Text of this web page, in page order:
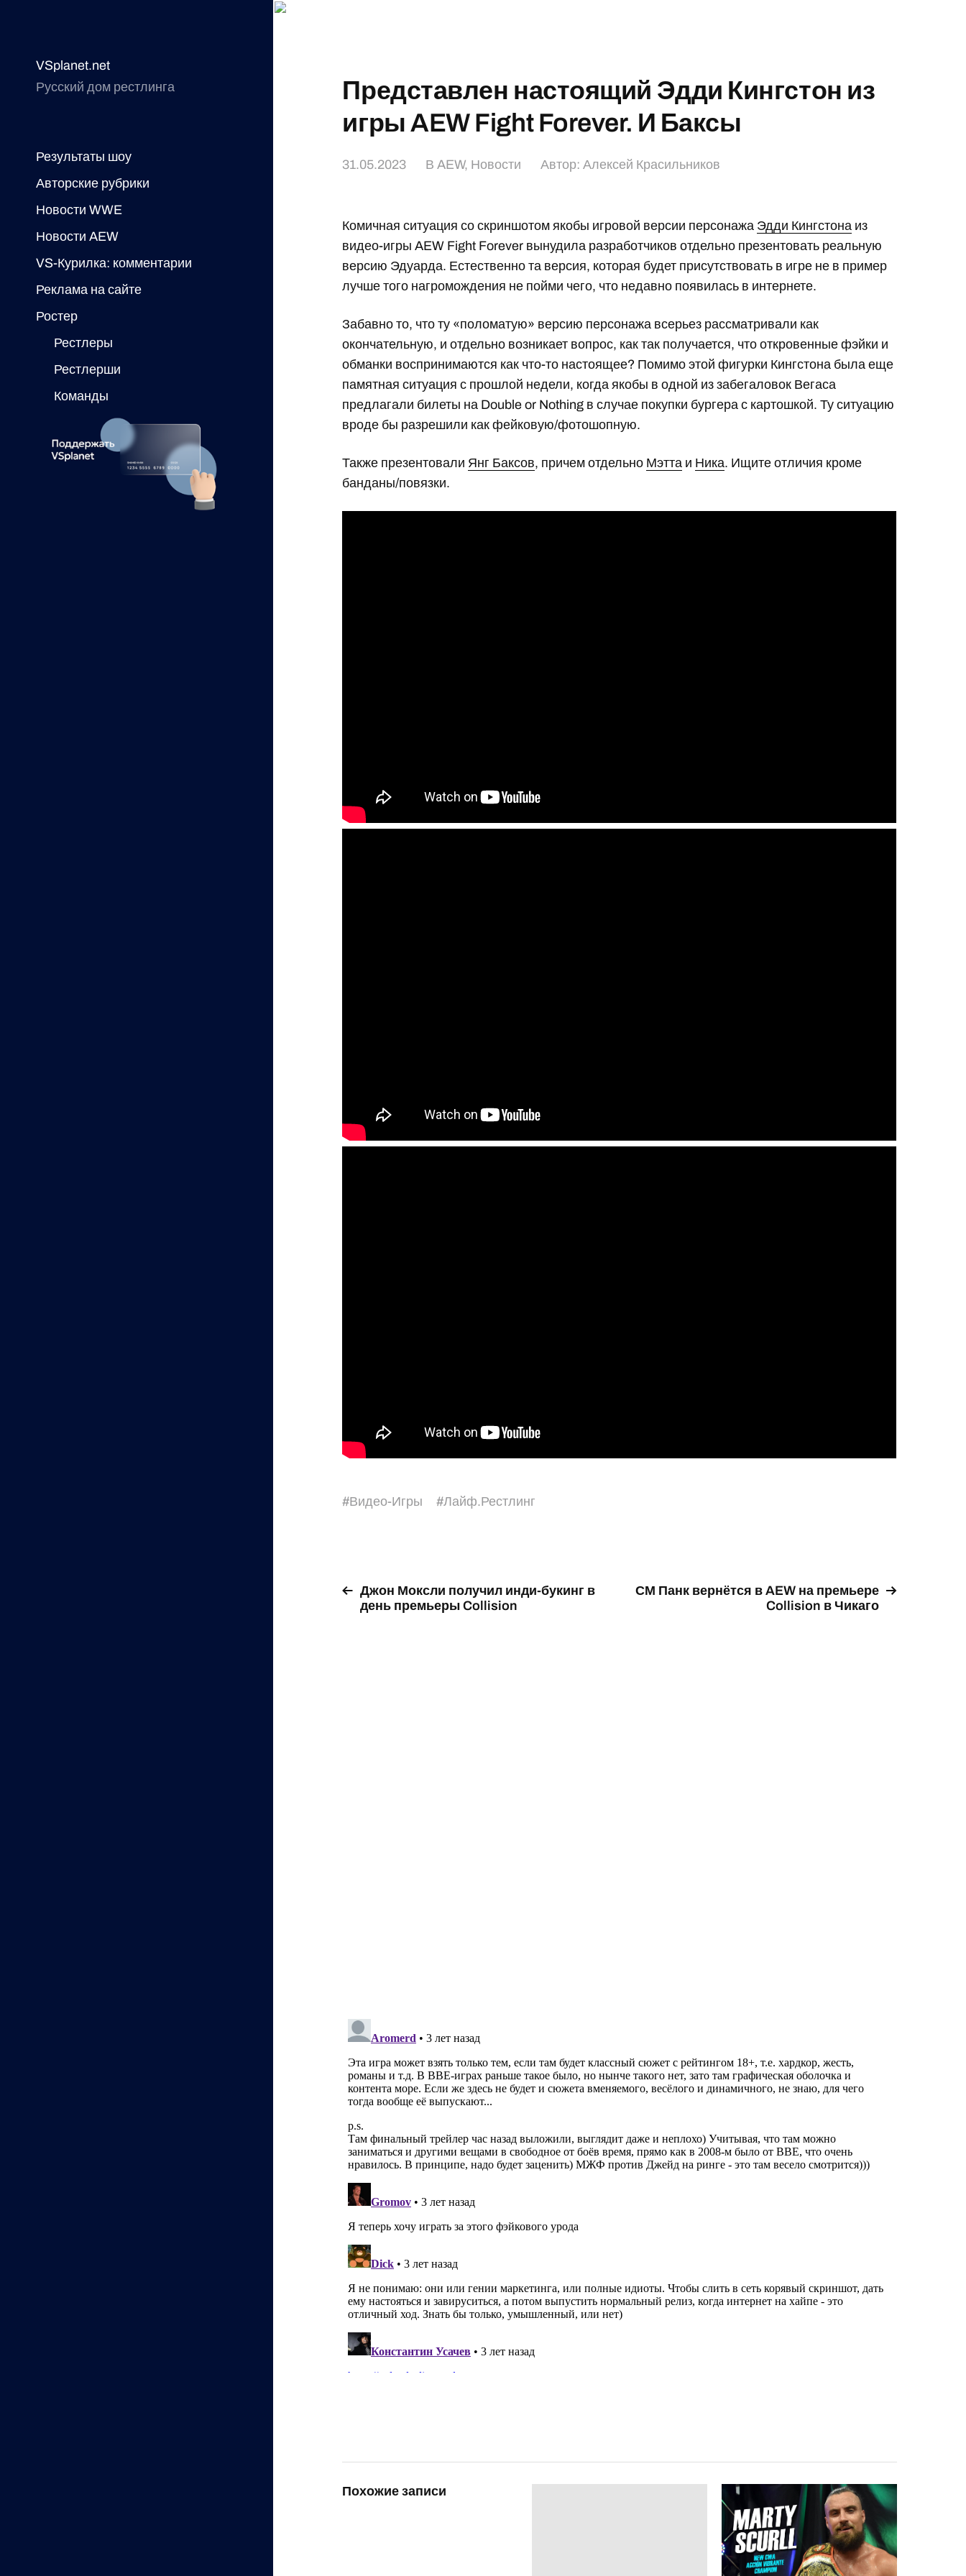
VSplanet.net
Русский дом рестлинга
Результаты шоу
Авторские рубрики
Новости WWE
Новости AEW
VS-Курилка: комментарии
Реклама на сайте
Ростер
Рестлеры
Рестлерши
Команды
Представлен настоящий Эдди Кингстон из
игры AEW Fight Forever. И Баксы
31.05.2023 ВAEW, Новости Автор:Алексей Красильников
Комичная ситуация со скриншотом якобы игровой версии персонажа Эдди Кингстона из
видео-игры AEW Fight Forever вынудила разработчиков отдельно презентовать реальную
версию Эдуарда. Естественно та версия, которая будет присутствовать в игре не в пример
лучше того нагромождения не пойми чего, что недавно появилась в интернете.
Забавно то, что ту «поломатую» версию персонажа всерьез рассматривали как
окончательную, и отдельно возникает вопрос, как так получается, что откровенные фэйки и
обманки воспринимаются как что-то настоящее? Помимо этой фигурки Кингстона была еще
памятная ситуация с прошлой недели, когда якобы в одной из забегаловок Вегаса
предлагали билеты на Double or Nothing в случае покупки бургера с картошкой. Ту ситуацию
вроде бы разрешили как фейковую/фотошопную.
Также презентовали Янг Баксов, причем отдельно Мэтта и Ника. Ищите отличия кроме
банданы/повязки.
#Видео-Игры #Лайф.Рестлинг
Джон Моксли получил инди-букинг в
день премьеры Collision
СМ Панк вернётся в AEW на премьере
Collision в Чикаго
Похожие записи